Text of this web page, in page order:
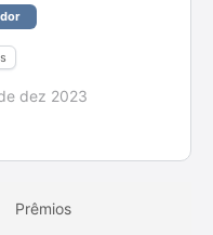
dez 2023
Prêmios